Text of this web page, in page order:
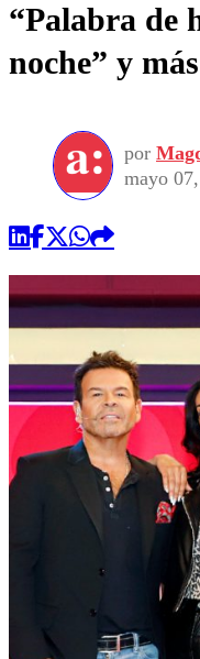
“Palabra de
noche” y
por
mayo